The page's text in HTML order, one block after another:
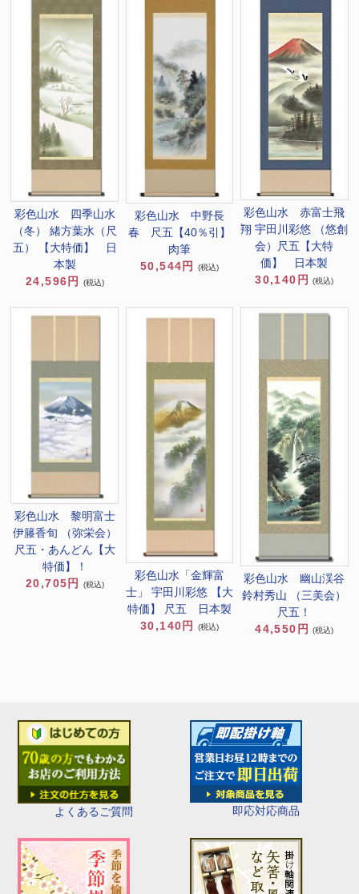
よくあるご質問 即応対応商品
彩色山水 四季山水
（冬） 緒方葉水（尺
五） 【大特価】 日
本製
24,596円
(税込)
彩色山水 中野長
春 尺五【40％引】
肉筆
50,544円
(税込)
彩色山水 赤富士飛
翔 宇田川彩悠 （悠創
会）尺五【大特
価】 日本製
30,140円
(税込)
彩色山水 黎明富士
伊籐香旬 （弥栄会）
尺五・あんどん【大
特価】！
20,705円
(税込)
彩色山水「金輝富
士」 宇田川彩悠 【大
特価】 尺五 日本製
30,140円
(税込)
彩色山水 幽山渓谷
鈴村秀山 （三美会）
尺五！
44,550円
(税込)